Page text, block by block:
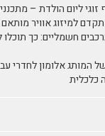
זוגי ליום הולדת –
למיזוג אוויר
חשמליים: כך תוכלו
המותג אלומון לחדרי